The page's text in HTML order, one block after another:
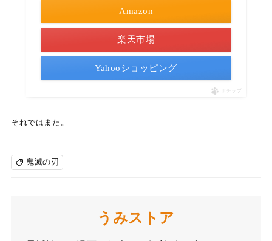
Amazon
楽天市場
Yahooショッピング
ポチップ
それではまた。
鬼滅の刃
うみストア